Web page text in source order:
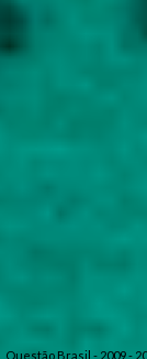
Questão Brasil - 2009 -